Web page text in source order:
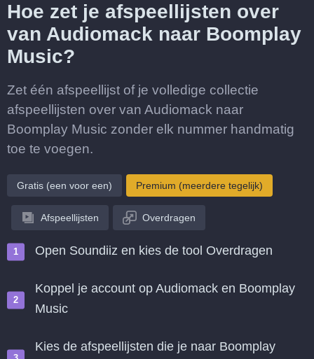
Hoe zet je afspeellijsten over
van Audiomack naar Boomplay
Music?
Zet één afspeellijst of je volledige collectie
afspeellijsten over van Audiomack naar
Boomplay Music zonder elk nummer handmatig
toe te voegen.
Gratis (een voor een) Premium (meerdere tegelijk)
Afspeellijsten Overdragen
Open Soundiiz en kies de tool Overdragen
Koppel je account op Audiomack en Boomplay
Music
Kies de afspeellijsten die je naar Boomplay